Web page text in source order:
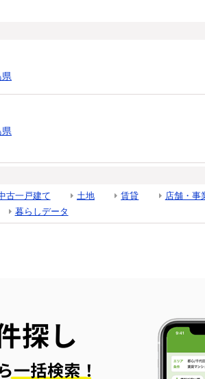
古一戸建て 土地 賃貸 店舗・事
暮らしデータ